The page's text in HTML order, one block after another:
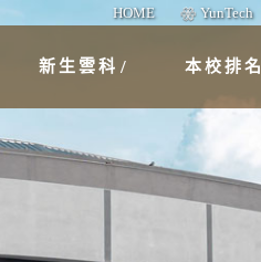
HOME YunTech
新生雲科 本校排名